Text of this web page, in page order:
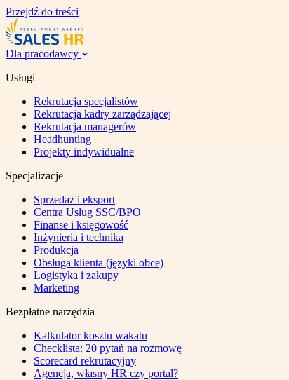
Przejdź do treści
Dla pracodawcy
Usługi
Rekrutacja specjalistów
Rekrutacja kadry zarządzającej
Rekrutacja managerów
Headhunting
Projekty indywidualne
Specjalizacje
Sprzedaż i eksport
Centra Usług SSC/BPO
Finanse i księgowość
Inżynieria i technika
Produkcja
Obsługa klienta (języki obce)
Logistyka i zakupy
Marketing
Bezpłatne narzędzia
Kalkulator kosztu wakatu
Checklista: 20 pytań na rozmowę
Scorecard rekrutacyjny
Agencja, własny HR czy portal?